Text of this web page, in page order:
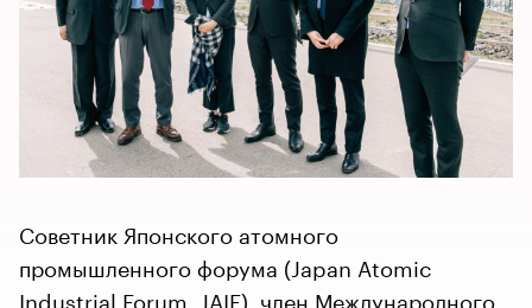
Советник Японского атомного
промышленного форума (Japan Atomic
Industrial Forum, JAIF), член Международного